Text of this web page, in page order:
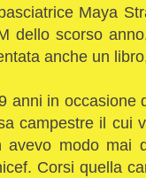
Maya
dello scorso
anche un
anni in occasione
campestre il cui
avevo modo mai
Corsi quella